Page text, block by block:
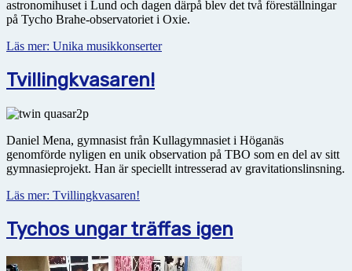
astronomihuset i Lund och dagen därpå blev det två föreställningar
på Tycho Brahe-observatoriet i Oxie.
Läs mer: Unika musikkonserter
Tvillingkvasaren!
Daniel Mena, gymnasist från Kullagymnasiet i Höganäs
genomförde nyligen en unik observation på TBO som en del av sitt
gymnasieprojekt. Han är speciellt intresserad av gravitationslinsning.
Läs mer: Tvillingkvasaren!
Tychos ungar träffas igen